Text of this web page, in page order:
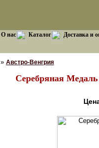
О нас Каталог Доставка и
» Австро-Венгрия
Серебряная